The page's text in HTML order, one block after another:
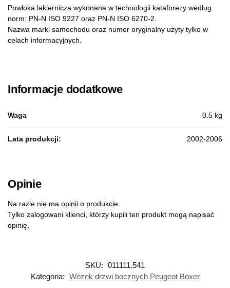
Powłoka lakiernicza wykonana w technologii kataforezy według
norm: PN-N ISO 9227 oraz PN-N ISO 6270-2.
Nazwa marki samochodu oraz numer oryginalny użyty tylko w
celach informacyjnych.
Informacje dodatkowe
Waga 0.5 kg
Lata produkcji: 2002-2006
Opinie
Na razie nie ma opinii o produkcie.
Tylko zalogowani klienci, którzy kupili ten produkt mogą napisać
opinię.
SKU: 011111.541
Kategoria: Wózek drzwi bocznych Peugeot Boxer